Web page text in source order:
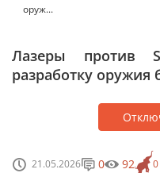
оруж...
Лазеры против
разработку оружия
21.05.2026 0
0 92